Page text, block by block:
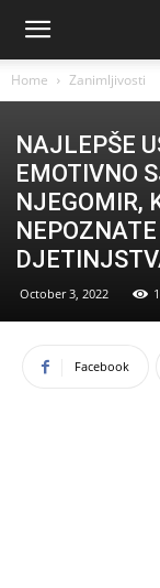
Home Zanimljivosti
NAJLEPŠE
EMOTIVNO
NJEGOMIR,
October 3, 2022
Facebook